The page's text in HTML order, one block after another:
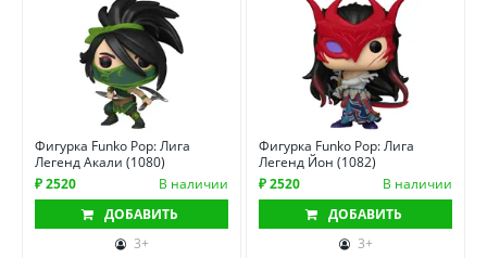
Фигурка Funko Pop: Лига
Легенд Акали (1080)
₽ 2520
В наличии
ДОБАВИТЬ
3+
Фигурка Funko Pop: Лига
Легенд Йон (1082)
₽ 2520
В наличии
ДОБАВИТЬ
3+